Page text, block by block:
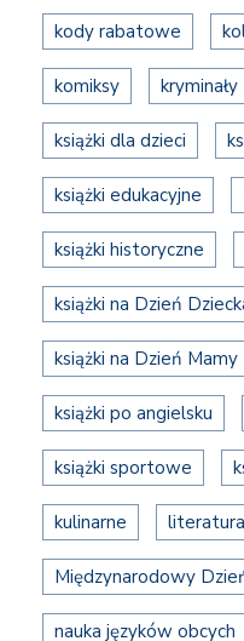
kody rabatowe
komiksy kryminały
książki dla dzieci
książki edukacyjne
książki historyczne
książki na Dzień
książki na Dzień Mamy
książki po angielsku
książki sportowe
kulinarne
Międzynarodowy
nauka języków obcych